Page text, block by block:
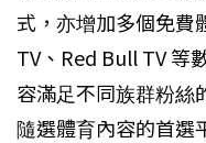
式，亦增加多個免費
TV、Red Bull TV 等
容滿足不同族群粉絲
隨選體育內容的首選